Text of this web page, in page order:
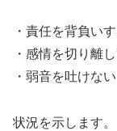
・責任を背負い
・感情を切り離
・弱音を吐けない
状況を示します。